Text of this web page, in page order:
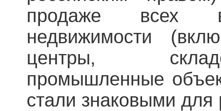
продаже всех
недвижимости
центры,
промышленные
стали знаковыми для